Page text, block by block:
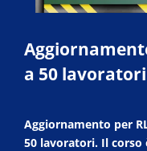
a 50
Aggiornamento per
50 lavoratori. Il corso